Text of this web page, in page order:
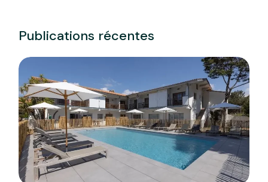
Publications récentes